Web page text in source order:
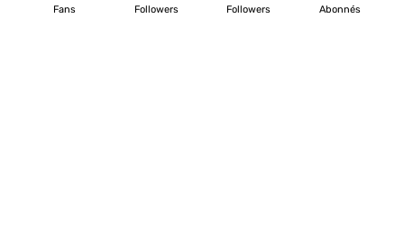
Fans Followers Followers Abonnés